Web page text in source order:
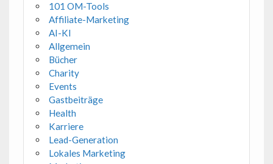
101 OM-Tools
Affiliate-Marketing
AI-KI
Allgemein
Bücher
Charity
Events
Gastbeiträge
Health
Karriere
Lead-Generation
Lokales Marketing